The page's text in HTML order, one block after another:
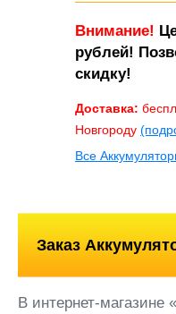
Внимание!
рублей!
скидку!
Доставка:
Новгороду
Все
Заказ
В интернет-магазине